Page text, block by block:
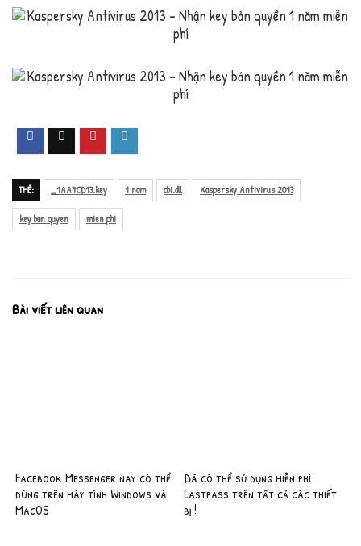
THẺ: _1AA7CD13.key 1 nam cbi.dll Kaspersky Antivirus 2013
key ban quyen mien phi
Bài viết liên quan
Facebook Messenger nay có thể
dùng trên máy tính Windows và
MacOS
Đã có thể sử dụng miễn phí
Lastpass trên tất cả các thiết
bị !